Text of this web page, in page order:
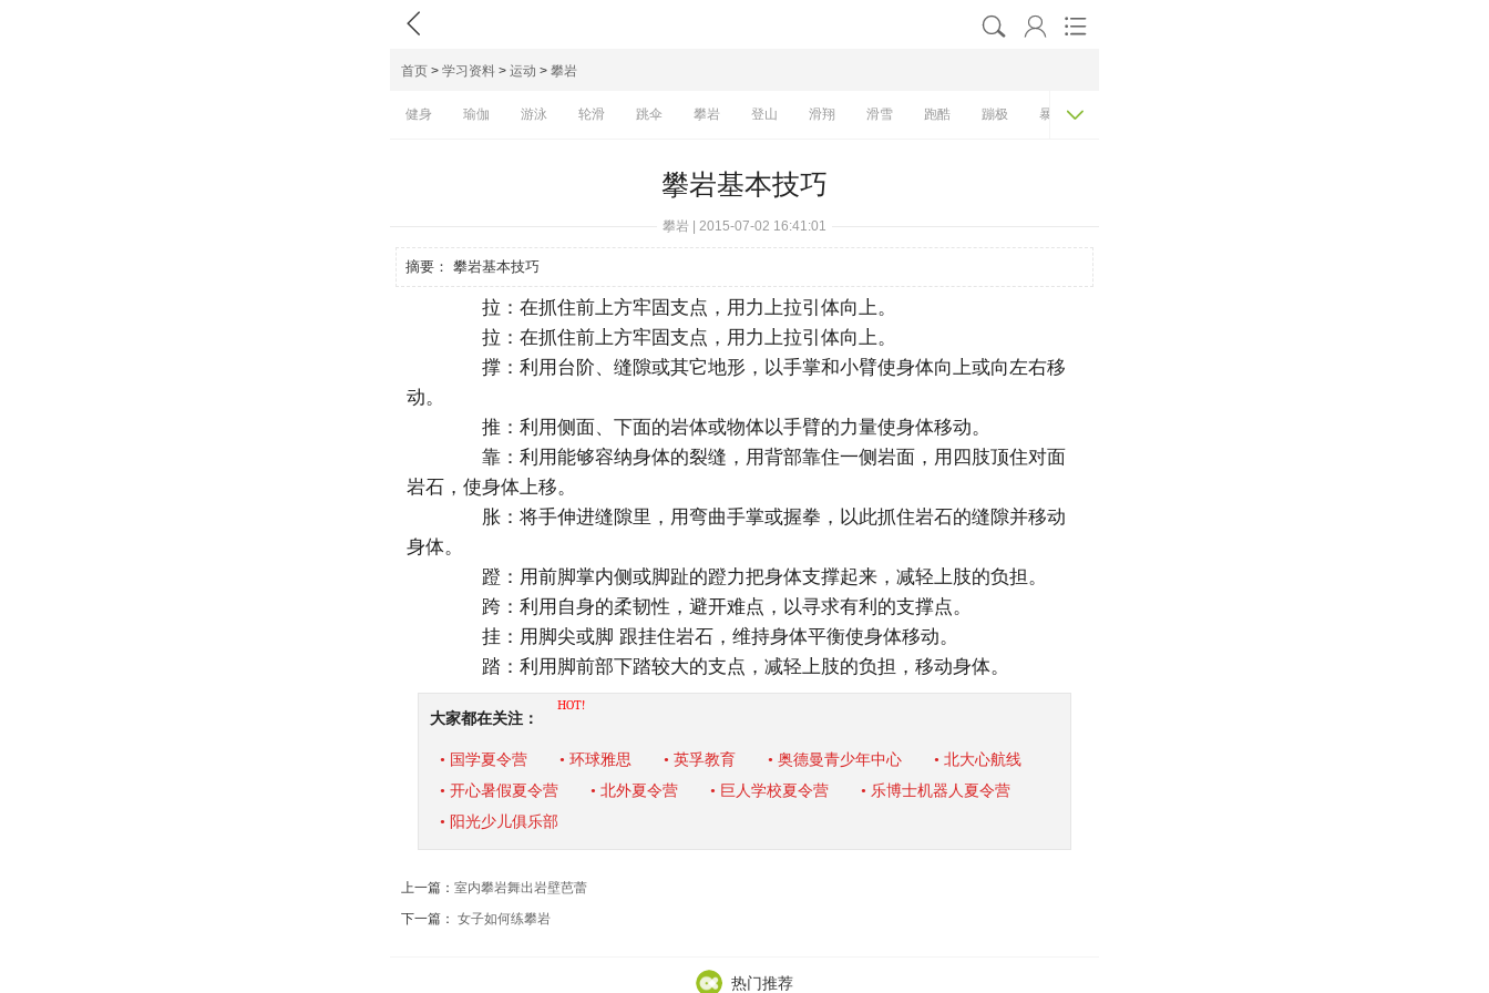
   
首页 > 学习资料 > 运动 > 攀岩
健身 瑜伽 游泳 轮滑 跳伞 攀岩 登山 滑翔 滑雪 跑酷 蹦极 暴走 
攀岩基本技巧
攀岩 | 2015-07-02 16:41:01
摘要： 攀岩基本技巧
拉：在抓住前上方牢固支点，用力上拉引体向上。
拉：在抓住前上方牢固支点，用力上拉引体向上。
撑：利用台阶、缝隙或其它地形，以手掌和小臂使身体向上或向左右移
动。
推：利用侧面、下面的岩体或物体以手臂的力量使身体移动。
靠：利用能够容纳身体的裂缝，用背部靠住一侧岩面，用四肢顶住对面
岩石，使身体上移。
胀：将手伸进缝隙里，用弯曲手掌或握拳，以此抓住岩石的缝隙并移动
身体。
蹬：用前脚掌内侧或脚趾的蹬力把身体支撑起来，减轻上肢的负担。
跨：利用自身的柔韧性，避开难点，以寻求有利的支撑点。
挂：用脚尖或脚 跟挂住岩石，维持身体平衡使身体移动。
踏：利用脚前部下踏较大的支点，减轻上肢的负担，移动身体。
大家都在关注：
HOT!
• 国学夏令营 • 环球雅思 • 英孚教育 • 奥德曼青少年中心
• 北大心航线
• 开心暑假夏令营
• 北外夏令营 • 巨人学校夏令营
• 乐博士机器人夏令营
• 阳光少儿俱乐部
上一篇： 室内攀岩舞出岩壁芭蕾
下一篇： 女子如何练攀岩
热门推荐